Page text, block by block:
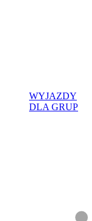
WYJAZDY
DLA GRUP